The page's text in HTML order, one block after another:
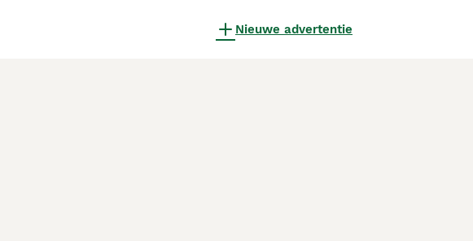
Nieuwe advertentie